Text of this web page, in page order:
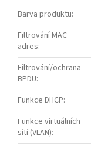
Barva produktu:
Filtrování MAC
adres:
Filtrování/ochrana
BPDU:
Funkce DHCP:
Funkce virtuálních
sítí (VLAN):